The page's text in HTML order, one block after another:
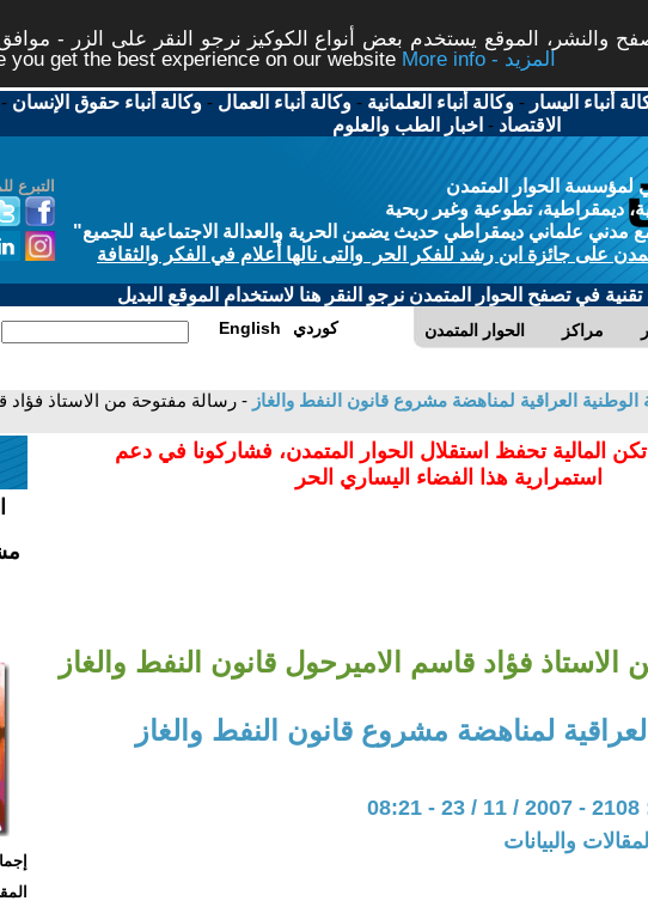
والنشر، الموقع يستخدم بعض أنواع الكوكيز نرجو النقر على الزر -
get the best experience on our website
More info - المزيد
أنباء اليسار -وكالة أنباء العلمانية -وكالة أنباء العمال -وكالة أنباء حقوق الإنسان -
الاقتصاد - اخبار الطب والعلوم
التبرع
لمؤسسة الحوار المتمدن
ديمقراطية، تطوعية وغير ربحية
علماني ديمقراطي حديث يضمن الحرية والعدالة الاجتماعية للجميع"
على جائزة ابن رشد للفكر الحر والتى نالها أعلام في الفكر والثقافة
في تصفح الحوار المتمدن نرجو النقر هنا لاستخدام الموقع البديل
الحوار المتمدن مراكز English كوردي
الوطنية العراقية لمناهضة مشروع قانون النفط والغاز - رسالة مفتوحة من الاستاذ فؤاد
المالية تحفظ استقلال الحوار المتمدن، فشاركونا في دعم
استمرارية هذا الفضاء اليساري الحر
فؤاد قاسم الاميرحول قانون النفط والغاز
لمناهضة مشروع قانون النفط والغاز
والبيانات